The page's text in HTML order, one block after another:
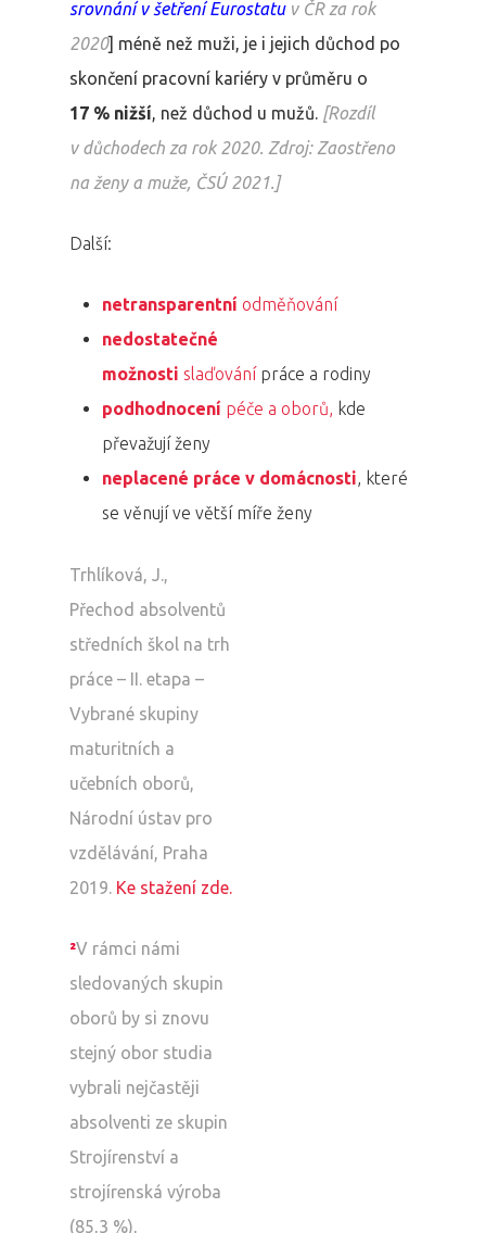
srovnání v šetření Eurostatuv ČR za rok
2020] méně než muži, je i jejich důchod po
skončení pracovní kariéry v průměru o
17 % nižší, než důchod u mužů. [Rozdíl
v důchodech za rok 2020. Zdroj: Zaostřeno
na ženy a muže, ČSÚ 2021.]
Další:
netransparentní odměňování
nedostatečné
možnosti slaďovánípráce a rodiny
podhodnocení péče a oborů, kde
převažují ženy
neplacené práce v domácnosti, které
se věnují ve větší míře ženy
Trhlíková, J.,
Přechod absolventů
středních škol na trh
práce – II. etapa –
Vybrané skupiny
maturitních a
učebních oborů,
Národní ústav pro
vzdělávání, Praha
2019. Ke stažení zde.
²V rámci námi
sledovaných skupin
oborů by si znovu
stejný obor studia
vybrali nejčastěji
absolventi ze skupin
Strojírenství a
strojírenská výroba
(85,3 %),
PRO MÉDIA
Program 27.3.
Osobnosti
Aktuality